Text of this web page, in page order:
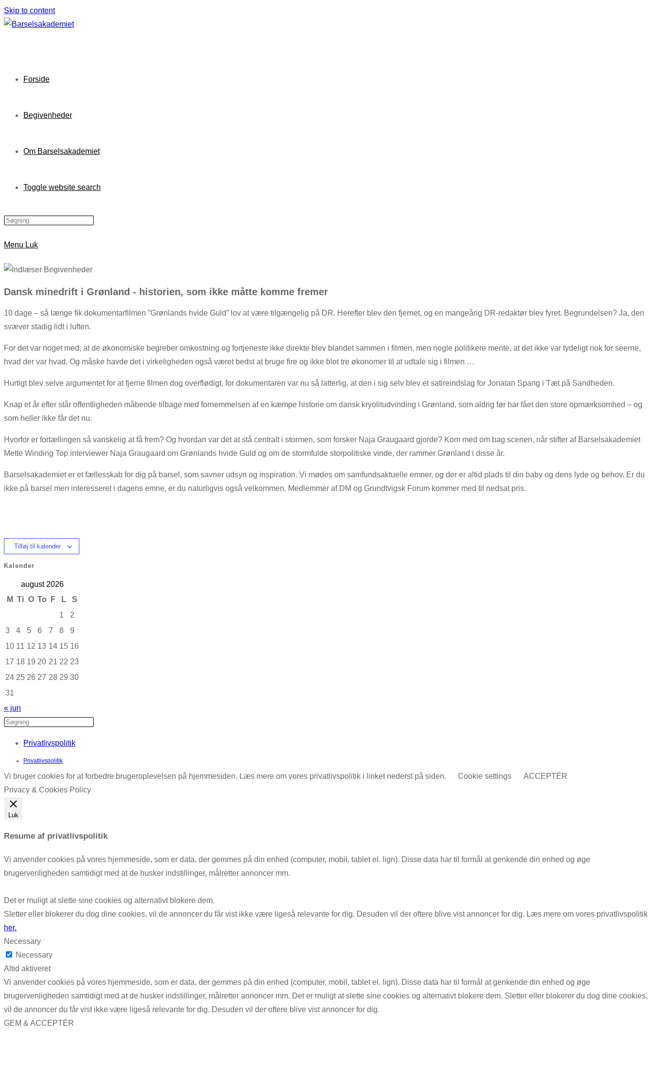
Skip to content
Forside
Begivenheder
Om Barselsakademiet
Toggle website search
Menu Luk
Dansk minedrift i Grønland - historien, som ikke måtte komme frem​er
10 dage – så længe fik dokumentarfilmen ”Grønlands hvide Guld” lov at være tilgængelig på DR. Herefter blev den fjernet, og en mangeårig DR-redaktør blev fyret. Begrundelsen? Ja, den
svæver stadig lidt i luften.
For det var noget med, at de økonomiske begreber omkostning og fortjeneste ikke direkte blev blandet sammen i filmen, men nogle politikere mente, at det ikke var tydeligt nok for seerne,
hvad der var hvad. Og måske havde det i virkeligheden også været bedst at bruge fire og ikke blot tre økonomer til at udtale sig i filmen …
Hurtigt blev selve argumentet for at fjerne filmen dog overflødigt, for dokumentaren var nu så latterlig, at den i sig selv blev et satireindslag for Jonatan Spang i Tæt på Sandheden.
Knap et år efter står offentligheden måbende tilbage med fornemmelsen af en kæmpe historie om dansk kryolitudvinding i Grønland, som aldrig før har fået den store opmærksomhed – og
som heller ikke får det nu.
Hvorfor er fortællingen så vanskelig at få frem? Og hvordan var det at stå centralt i stormen, som forsker Naja Graugaard gjorde? Kom med om bag scenen, når stifter af Barselsakademiet
Mette Winding Top interviewer Naja Graugaard om Grønlands hvide Guld og om de stormfulde storpolitiske vinde, der rammer Grønland i disse år.
Barselsakademiet er et fællesskab for dig på barsel, som savner udsyn og inspiration. Vi mødes om samfundsaktuelle emner, og der er altid plads til din baby og dens lyde og behov. Er du
ikke på barsel men interesseret i dagens emne, er du naturligvis også velkommen. Medlemmer af DM og Grundtvigsk Forum kommer med til nedsat pris.
Tilføj til kalender
Kalender
august 2026
M Ti O To F L
S
1
2
3
4 5 6 7 8
9
10 11 12 13 14 15 16
17 18 19 20 21 22 23
24 25 26 27 28 29 30
31
« jun
Privatlivspolitik
Privatlivspolitik
Vi bruger cookies for at forbedre brugeroplevelsen på hjemmesiden. Læs mere om vores privatlivspolitik i linket nederst på siden. Cookie settings
ACCEPTÉR
Privacy & Cookies Policy
Luk
Resume af privatlivspolitik
Vi anvender cookies på vores hjemmeside, som er data, der gemmes på din enhed (computer, mobil, tablet el. lign). Disse data har til formål at genkende din enhed og øge
brugervenligheden samtidigt med at de husker indstillinger, målretter annoncer mm.
Det er muligt at slette sine cookies og alternativt blokere dem.
Sletter eller blokerer du dog dine cookies, vil de annoncer du får vist ikke være ligeså relevante for dig. Desuden vil der oftere blive vist annoncer for dig. Læs mere om vores privatlivspolitik
her.
Necessary
Necessary
Altid aktiveret
Vi anvender cookies på vores hjemmeside, som er data, der gemmes på din enhed (computer, mobil, tablet el. lign). Disse data har til formål at genkende din enhed og øge
brugervenligheden samtidigt med at de husker indstillinger, målretter annoncer mm. Det er muligt at slette sine cookies og alternativt blokere dem. Sletter eller blokerer du dog dine cookies,
vil de annoncer du får vist ikke være ligeså relevante for dig. Desuden vil der oftere blive vist annoncer for dig.
GEM & ACCEPTÈR